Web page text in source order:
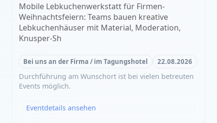
Mobile Lebkuchenwerkstatt für Firmen-
Weihnachtsfeiern: Teams bauen kreative
Lebkuchenhäuser mit Material, Moderation,
Knusper-Sh
Bei uns an der Firma / im Tagungshotel 22.08.2026
Durchführung am Wunschort ist bei vielen betreuten
Events möglich.
Eventdetails ansehen